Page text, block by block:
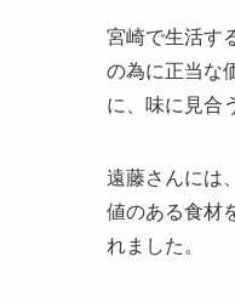
宮崎で生活す
の為に正当な
に、味に見合
遠藤さんには
値のある食材
れました。